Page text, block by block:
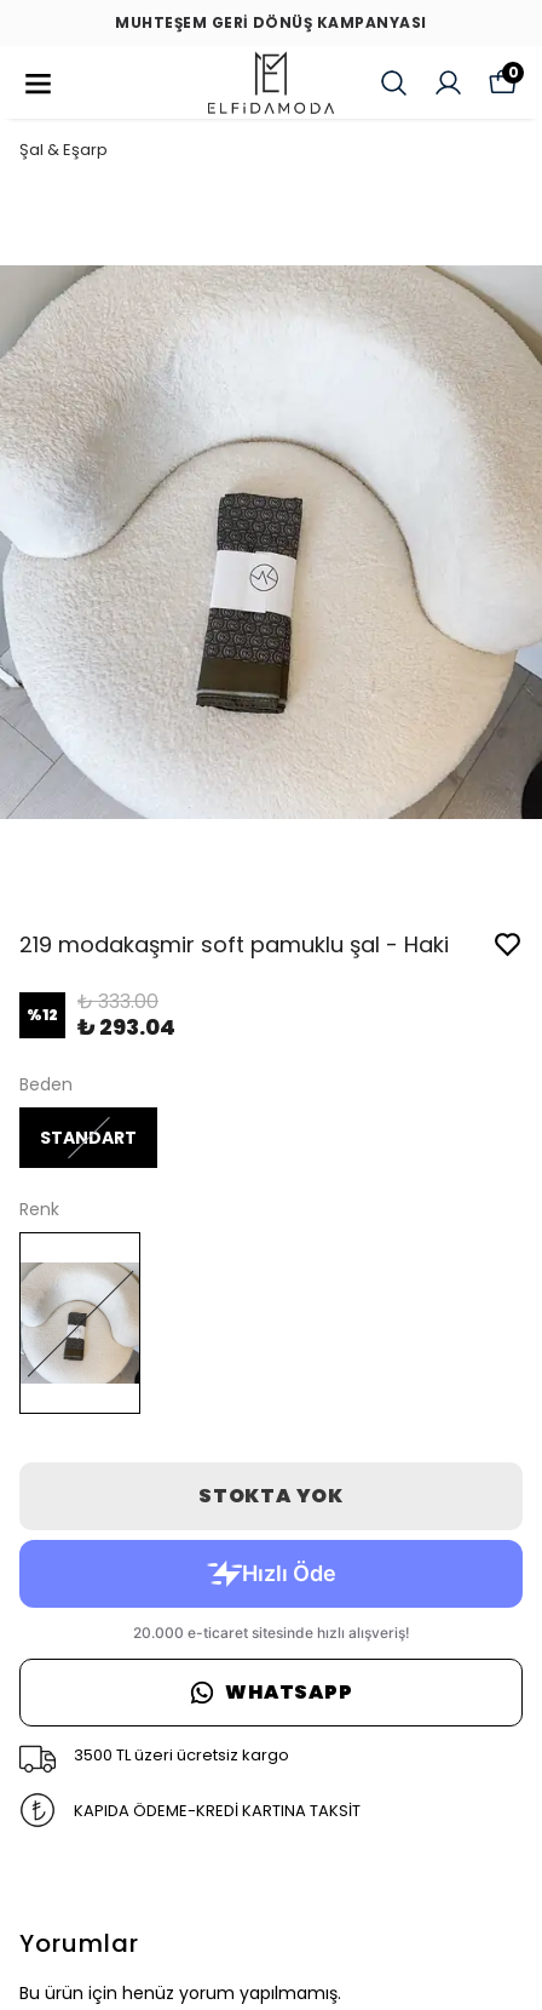
MUHTEŞEM GERİ DÖNÜŞ KAMPANYASI
0
Şal & Eşarp
219 modakaşmir soft pamuklu şal - Haki
%12 ₺ 333.00
₺ 293.04
Beden
STANDART
Renk
STOKTA YOK
WHATSAPP
3500 TL üzeri ücretsiz kargo
KAPIDA ÖDEME-KREDİ KARTINA TAKSİT
Yorumlar
Bu ürün için henüz yorum yapılmamış.